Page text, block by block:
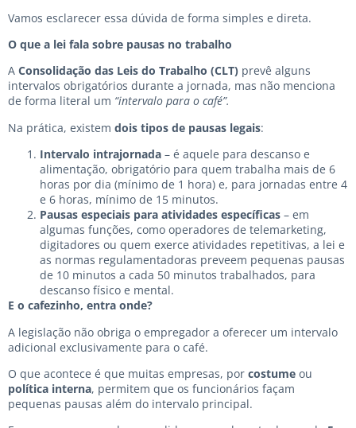
Vamos esclarecer essa dúvida de forma simples e direta.
O que a lei fala sobre pausas no trabalho
A Consolidação das Leis do Trabalho (CLT) prevê alguns
intervalos obrigatórios durante a jornada, mas não menciona
de forma literal um “intervalo para o café”.
Na prática, existem dois tipos de pausas legais:
Intervalo intrajornada – é aquele para descanso e
alimentação, obrigatório para quem trabalha mais de 6
horas por dia (mínimo de 1 hora) e, para jornadas entre 4
e 6 horas, mínimo de 15 minutos.
Pausas especiais para atividades específicas – em
algumas funções, como operadores de telemarketing,
digitadores ou quem exerce atividades repetitivas, a lei e
as normas regulamentadoras preveem pequenas pausas
de 10 minutos a cada 50 minutos trabalhados, para
descanso físico e mental.
E o cafezinho, entra onde?
A legislação não obriga o empregador a oferecer um intervalo
adicional exclusivamente para o café.
O que acontece é que muitas empresas, por costume ou
política interna, permitem que os funcionários façam
pequenas pausas além do intervalo principal.